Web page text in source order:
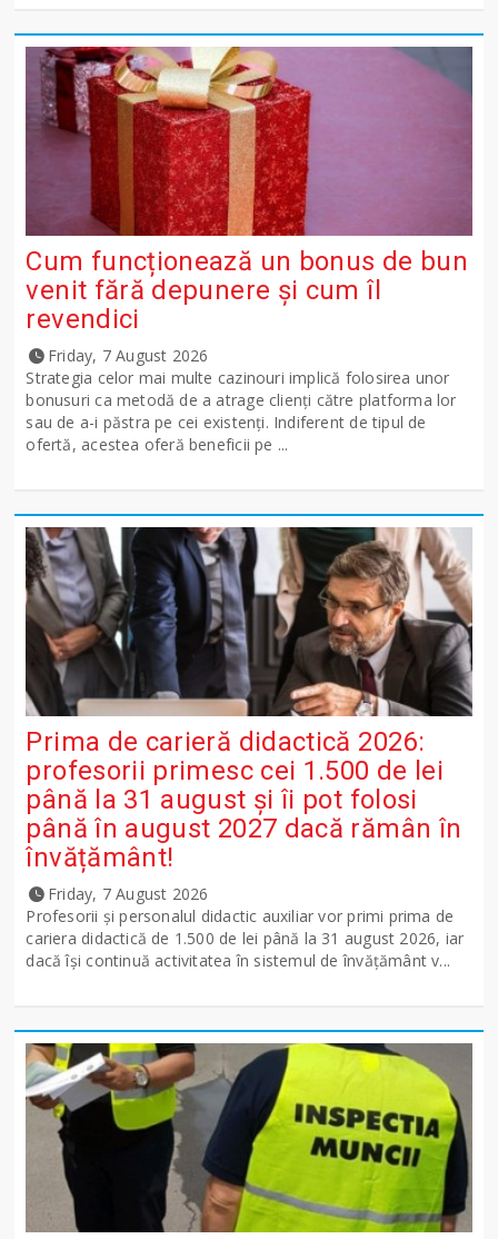
Cum funcționează un bonus de bun
venit fără depunere și cum îl
revendici
Friday, 7 August 2026
Strategia celor mai multe cazinouri implică folosirea unor
bonusuri ca metodă de a atrage clienți către platforma lor
sau de a-i păstra pe cei existenți. Indiferent de tipul de
ofertă, acestea oferă beneficii pe ...
Prima de carieră didactică 2026:
profesorii primesc cei 1.500 de lei
până la 31 august și îi pot folosi
până în august 2027 dacă rămân în
învățământ!
Friday, 7 August 2026
Profesorii și personalul didactic auxiliar vor primi prima de
cariera didactică de 1.500 de lei până la 31 august 2026, iar
dacă își continuă activitatea în sistemul de învățământ v...